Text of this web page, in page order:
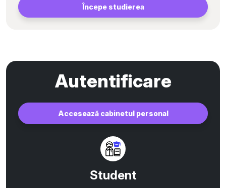
Începe studierea
Autentificare
Accesează cabinetul personal
Student